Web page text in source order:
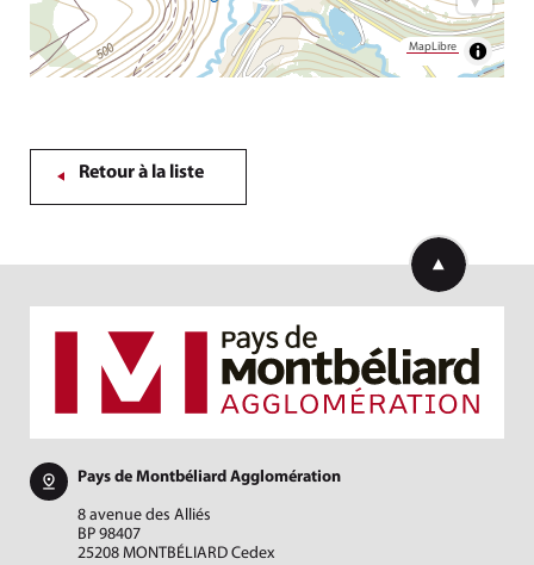
MapLibre
Retour à la liste
Retourner en
Pays de Montbéliard Agglomération
8 avenue des Alliés
BP 98407
25208 MONTBÉLIARD Cedex